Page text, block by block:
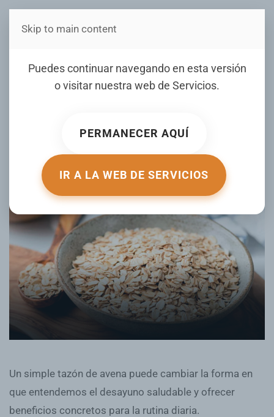
Estás en Telenord Medios
Puedes continuar navegando en esta versión
o visitar nuestra web de Servicios.
PERMANECER AQUÍ
IR A LA WEB DE SERVICIOS
Skip to main content
30 días con avena: los
cambios reales que tu
ESCRITO POR ELDIA.COM.DO EL08 OCTUBRE 2025
Un simple tazón de avena puede cambiar la forma en
que entendemos el desayuno saludable y ofrecer
beneficios concretos para la rutina diaria.